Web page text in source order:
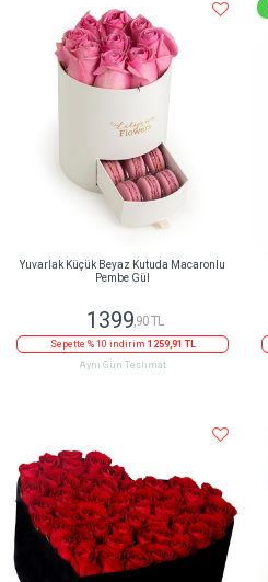
Yuvarlak Küçük Beyaz Kutuda Macaronlu
Pembe Gül
1399,90 TL
Sepette % 10 indirim 1259,91 TL
Aynı Gün Teslimat